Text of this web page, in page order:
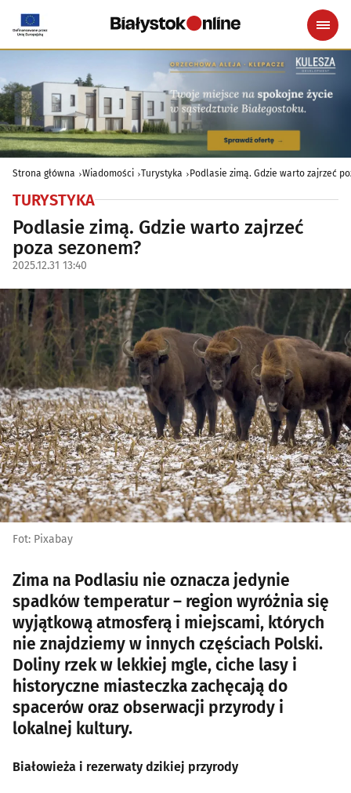
Strona główna Wiadomości Turystyka Podlasie zimą. Gdzie warto zajrzeć
TURYSTYKA
Podlasie zimą. Gdzie warto zajrzeć
poza sezonem?
2025.12.31 13:40
Fot: Pixabay
Zima na Podlasiu nie oznacza jedynie
spadków temperatur – region wyróżnia się
wyjątkową atmosferą i miejscami, których
nie znajdziemy w innych częściach Polski.
Doliny rzek w lekkiej mgle, ciche lasy i
historyczne miasteczka zachęcają do
spacerów oraz obserwacji przyrody i
lokalnej kultury.
Białowieża i rezerwaty dzikiej przyrody